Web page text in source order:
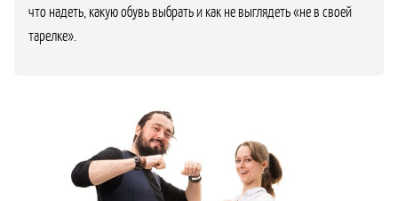
что надеть, какую обувь выбрать и как не выглядеть «не в своей
тарелке».